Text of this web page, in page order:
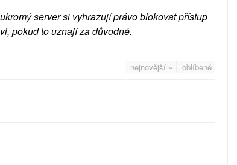
server si vyhrazují právo blokovat přístup
pokud to uznají za důvodné.
nejnovější oblíbené